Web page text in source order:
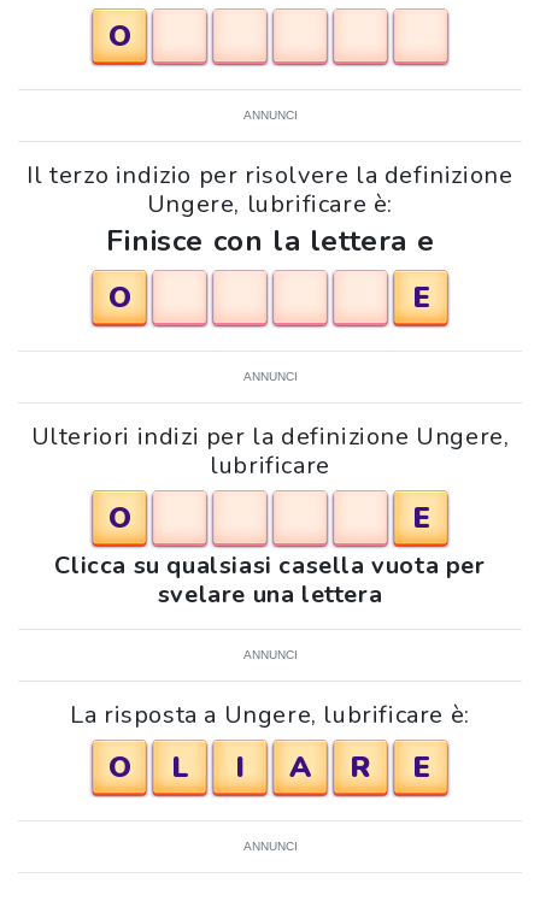
O
ANNUNCI
Il terzo indizio per risolvere la definizione
Ungere, lubrificare è:
Finisce con la lettera e
O
E
ANNUNCI
Ulteriori indizi per la definizione Ungere,
lubrificare
O E
Clicca su qualsiasi casella vuota per
svelare una lettera
ANNUNCI
La risposta a Ungere, lubrificare è:
O L I A R E
ANNUNCI